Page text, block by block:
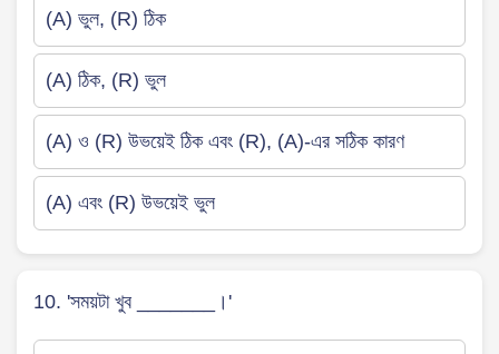
(A) ভুল, (R) ঠিক
(A) ঠিক, (R) ভুল
(A) ও (R) উভয়েই ঠিক এবং (R), (A)-এর সঠিক কারণ
(A) এবং (R) উভয়েই ভুল
10. 'সময়টা খুব _______।'